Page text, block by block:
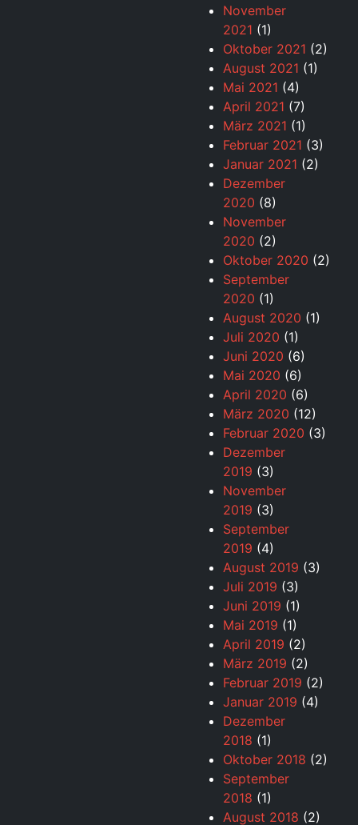
November
2021 (1)
Oktober 2021 (2)
August 2021 (1)
Mai 2021 (4)
April 2021 (7)
März 2021 (1)
Februar 2021 (3)
Januar 2021 (2)
Dezember
2020 (8)
November
2020 (2)
Oktober 2020 (2)
September
2020 (1)
August 2020 (1)
Juli 2020 (1)
Juni 2020 (6)
Mai 2020 (6)
April 2020 (6)
März 2020 (12)
Februar 2020 (3)
Dezember
2019 (3)
November
2019 (3)
September
2019 (4)
August 2019 (3)
Juli 2019 (3)
Juni 2019 (1)
Mai 2019 (1)
April 2019 (2)
März 2019 (2)
Februar 2019 (2)
Januar 2019 (4)
Dezember
2018 (1)
Oktober 2018 (2)
September
2018 (1)
August 2018 (2)